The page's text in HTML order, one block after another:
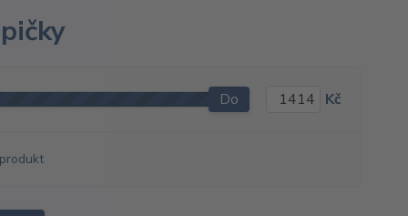
Do Kč